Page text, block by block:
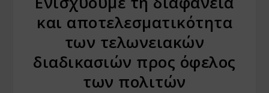
και αποτελεσματικότητα
των τελωνειακών
διαδικασιών προς όφελος
των πολιτών